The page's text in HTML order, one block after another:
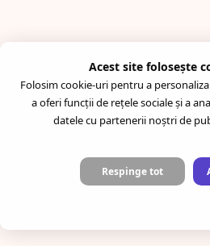
Acest site folosește
Folosim cookie-uri pentru a
a oferi funcții de rețele sociale și a
datele cu partenerii noștri de
Respinge tot